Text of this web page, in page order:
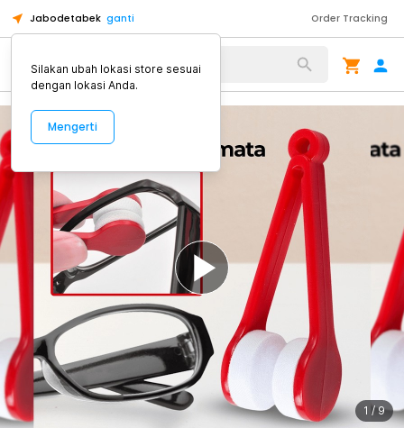
Jabodetabek ganti Order Tracking
Alat Kopi
1 / 9
Silakan ubah lokasi store sesuai
dengan lokasi Anda.
Mengerti